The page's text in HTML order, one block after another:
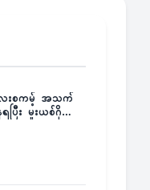
ေးစကမ့် အသက်
ပြီး မူးယစ်ဂိုဏ်း